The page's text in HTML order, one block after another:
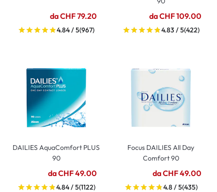
da CHF 79.20
4.84 / 5(967)
da CHF 109.00
4.83 / 5(422)
DAILIES AquaComfort PLUS
90
da CHF 49.00
4.84 / 5(1122)
Focus DAILIES All Day
Comfort 90
da CHF 49.00
4.8 / 5(435)